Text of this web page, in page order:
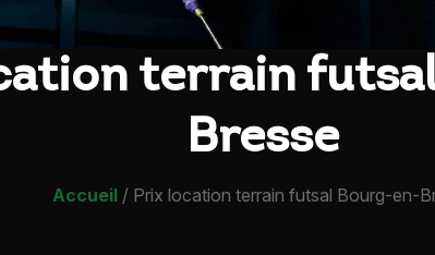
terrain
Bresse
Accueil/ Prix location terrain futsal Bourg-en-